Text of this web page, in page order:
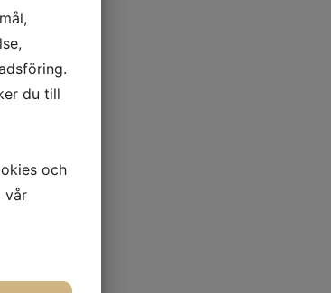
du till
och
vår